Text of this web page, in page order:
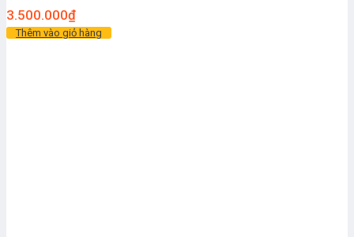
3.500.000₫
Thêm vào giỏ hàng